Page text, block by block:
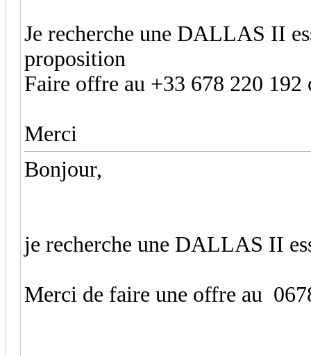
Je recherche une DALLAS II
proposition
Faire offre au +33 678 220
Merci
Bonjour,
je recherche une DALLAS II
Merci de faire une offre au